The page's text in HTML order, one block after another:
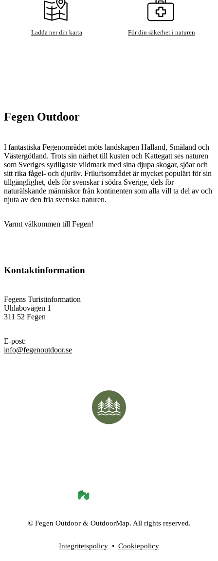
Ladda ner din karta För din säkerhet i naturen
Fegen Outdoor
I fantastiska Fegenområdet möts landskapen Halland, Småland och
Västergötland. Trots sin närhet till kusten och Kattegatt ses naturen
som Sveriges sydligaste vildmark med sina djupa skogar, sjöar och
sitt rika fågel- och djurliv. Friluftsområdet är mycket populärt för sin
tillgänglighet, dels för svenskar i södra Sverige, dels för
naturälskande människor från kontinenten som alla vill ta del av och
njuta av den fria svenska naturen.
Varmt välkommen till Fegen!
Kontaktinformation
Fegens Turistinformation
Uhlabovägen 1
311 52 Fegen
E-post:
info@fegenoutdoor.se
© Fegen Outdoor& OutdoorMap. All rights reserved.
Integritetspolicy • Cookiepolicy